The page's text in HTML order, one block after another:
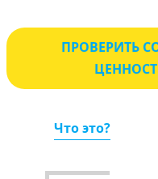
ПРОВЕРИТЬ
Что это?